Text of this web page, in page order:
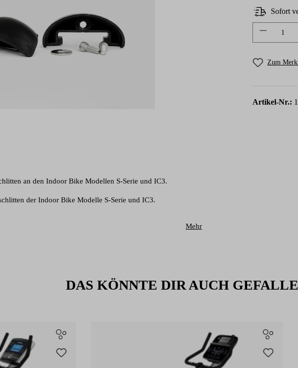
Sofort
Zum
Artikel-Nr.:
an den Indoor Bike Modellen S-Serie und IC3.
der Indoor Bike Modelle S-Serie und IC3.
Mehr
DAS KÖNNTE DIR AUCH